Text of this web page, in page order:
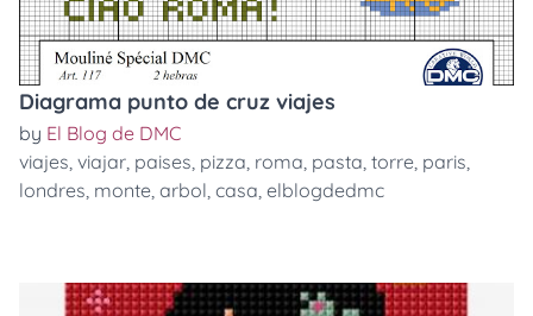
Diagrama punto de cruz viajes
by El Blog de DMC
viajes, viajar, paises, pizza, roma, pasta, torre, paris,
londres, monte, arbol, casa, elblogdedmc